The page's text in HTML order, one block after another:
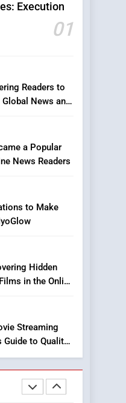
Execution
01
Readers to
News and
a Popular
News Readers
to Make
Hidden
in the Online
Streaming
Guide to Quality
Discovering
and
Best Movie
Platforms
World of
for Your
Execution